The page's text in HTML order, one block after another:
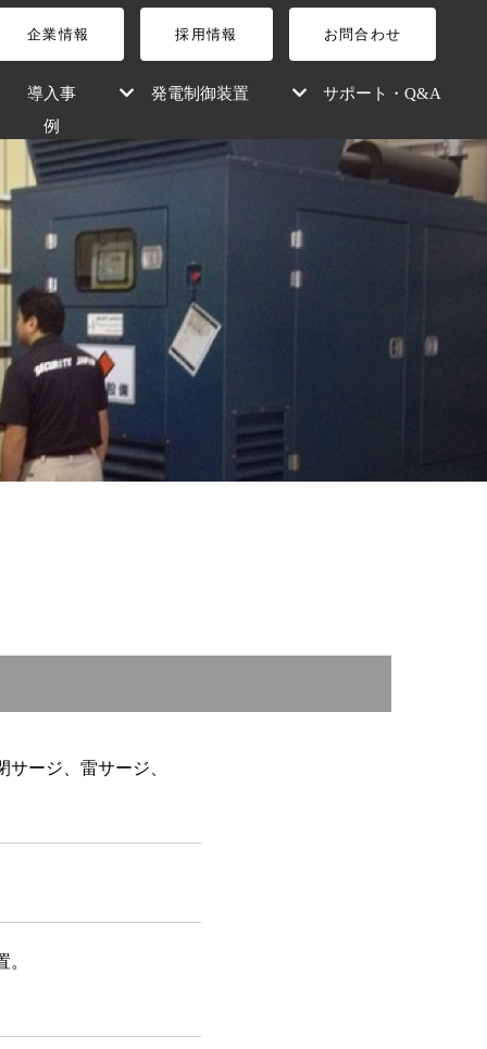
企業情報 採用情報 お問合わせ
導入事
例
発電制御装置 サポート・Q&A
ージ、雷サージ、